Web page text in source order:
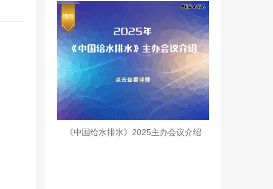
《中国给水排水》2025主办会议介绍